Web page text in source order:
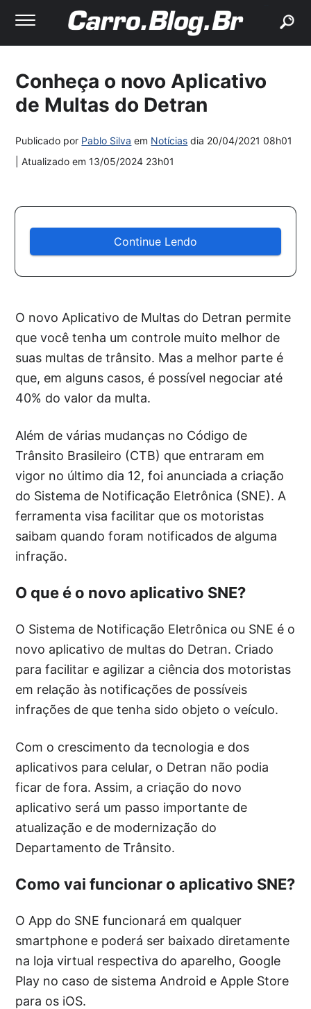
Conheça o novo Aplicativo
de Multas do Detran
Publicado por Pablo Silva em Notícias dia 20/04/2021 08h01
| Atualizado em13/05/2024 23h01
Continue Lendo
O novo Aplicativo de Multas do Detran permite
que você tenha um controle muito melhor de
suas multas de trânsito. Mas a melhor parte é
que, em alguns casos, é possível negociar até
40% do valor da multa.
Além de várias mudanças no Código de
Trânsito Brasileiro (CTB) que entraram em
vigor no último dia 12, foi anunciada a criação
do Sistema de Notificação Eletrônica (SNE). A
ferramenta visa facilitar que os motoristas
saibam quando foram notificados de alguma
infração.
O que é o novo aplicativo SNE?
O Sistema de Notificação Eletrônica ou SNE é o
novo aplicativo de multas do Detran. Criado
para facilitar e agilizar a ciência dos motoristas
em relação às notificações de possíveis
infrações de que tenha sido objeto o veículo.
Com o crescimento da tecnologia e dos
aplicativos para celular, o Detran não podia
ficar de fora. Assim, a criação do novo
aplicativo será um passo importante de
atualização e de modernização do
Departamento de Trânsito.
Como vai funcionar o aplicativo SNE?
O App do SNE funcionará em qualquer
smartphone e poderá ser baixado diretamente
na loja virtual respectiva do aparelho, Google
Play no caso de sistema Android e Apple Store
para os iOS.